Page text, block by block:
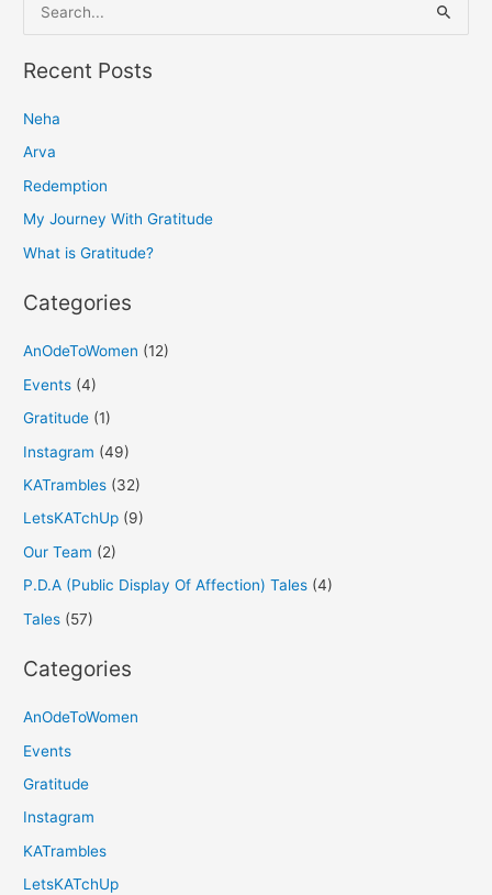
e
a
c
h
f
o
Recent Posts
Neha
Arva
Redemption
My Journey With Gratitude
What is Gratitude?
Categories
AnOdeToWomen (12)
Events (4)
Gratitude (1)
Instagram (49)
KATrambles (32)
LetsKATchUp (9)
Our Team (2)
P.D.A (Public Display Of Affection) Tales (4)
Tales (57)
Categories
AnOdeToWomen
Events
Gratitude
Instagram
KATrambles
LetsKATchUp